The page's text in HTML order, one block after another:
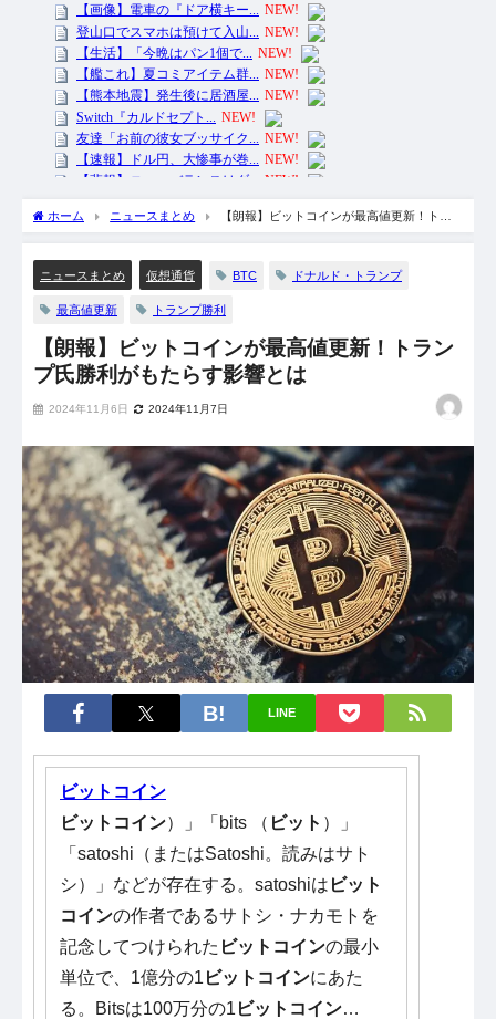
ホーム ニュースまとめ
【朗報】ビットコインが最高値更新！トラ
ニュースまとめ 仮想通貨 BTC ドナルド・トランプ
最高値更新 トランプ勝利
【朗報】ビットコインが最高値更新！トラン
プ氏勝利がもたらす影響とは
2024年11月6日 2024年11月7日
LINE
ビットコイン
ビットコイン）」「bits （ ビット ）」
「satoshi（またはSatoshi。読みはサト
シ）」などが存在する。satoshiは ビット
コインの作者であるサトシ・ナカモトを
記念してつけられた ビットコインの最小
単位で、1億分の1 ビットコインにあた
る。Bitsは100万分の1 ビットコイン…